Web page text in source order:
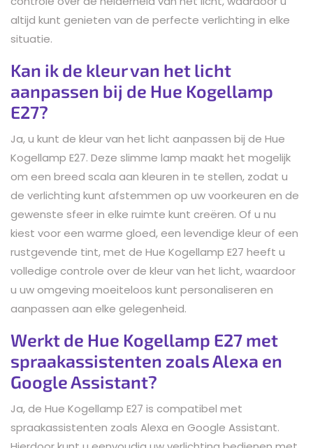
altijd kunt genieten van de perfecte verlichting in elke
situatie.
Kan ik de kleur van het licht
aanpassen bij de Hue Kogellamp
E27?
Ja, u kunt de kleur van het licht aanpassen bij de Hue
Kogellamp E27. Deze slimme lamp maakt het mogelijk
om een breed scala aan kleuren in te stellen, zodat u
de verlichting kunt afstemmen op uw voorkeuren en de
gewenste sfeer in elke ruimte kunt creëren. Of u nu
kiest voor een warme gloed, een levendige kleur of een
rustgevende tint, met de Hue Kogellamp E27 heeft u
volledige controle over de kleur van het licht, waardoor
u uw omgeving moeiteloos kunt personaliseren en
aanpassen aan elke gelegenheid.
Werkt de Hue Kogellamp E27 met
spraakassistenten zoals Alexa en
Google Assistant?
Ja, de Hue Kogellamp E27 is compatibel met
spraakassistenten zoals Alexa en Google Assistant.